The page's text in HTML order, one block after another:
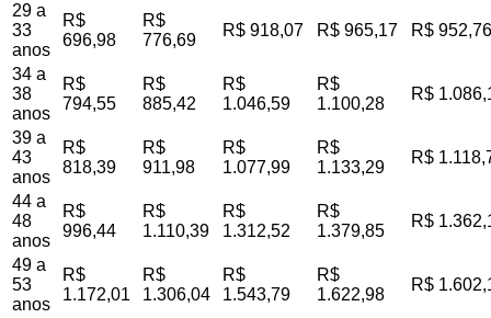
29 a
33
anos
R$
696,98
R$
776,69
R$ 918,07 R$ 965,17 R$ 952,76
34 a
38
anos
R$
794,55
R$
885,42
R$
1.046,59
R$
1.100,28
R$
39 a
43
anos
R$
818,39
R$
911,98
R$
1.077,99
R$
1.133,29
R$
44 a
48
anos
R$
996,44
R$
1.110,39
R$
1.312,52
R$
1.379,85
R$
49 a
53
anos
R$
1.172,01
R$
1.306,04
R$
1.543,79
R$
1.622,98
R$